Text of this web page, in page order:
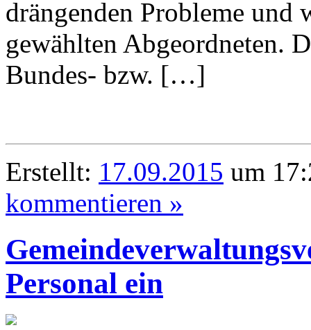
drängenden Probleme und
gewählten Abgeordneten.
Bundes- bzw. […]
Erstellt: 17.09.2015 um
kommentieren »
Personal ein